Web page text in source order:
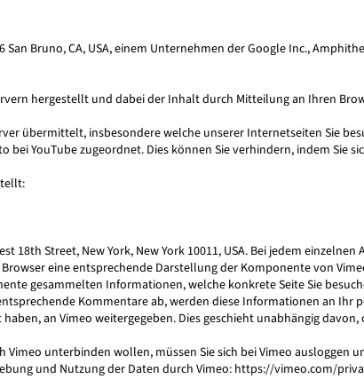
Bruno, CA, USA, einem Unternehmen der Google Inc.,
hergestellt und dabei der Inhalt durch Mitteilung an Ihren
übermittelt, insbesondere welche unserer Internetseiten Sie
YouTube zugeordnet. Dies können Sie verhindern, indem Sie
18th Street, New York, New York 10011, USA. Bei jedem
eine entsprechende Darstellung der Komponente von
gesammelten Informationen, welche konkrete Seite Sie
Kommentare ab, werden diese Informationen an Ihr
an Vimeo weitergegeben. Dies geschieht unabhängig davon,
unterbinden wollen, müssen Sie sich bei Vimeo ausloggen
und Nutzung der Daten durch Vimeo:https://vimeo.com/